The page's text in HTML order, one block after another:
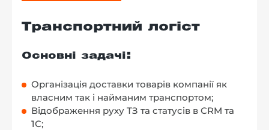
Транспортний логіст
Основні задачі:
Організація доставки товарів компанії як
власним так і найманим транспортом;
Відображення руху ТЗ та статусів в СRM та
1С;